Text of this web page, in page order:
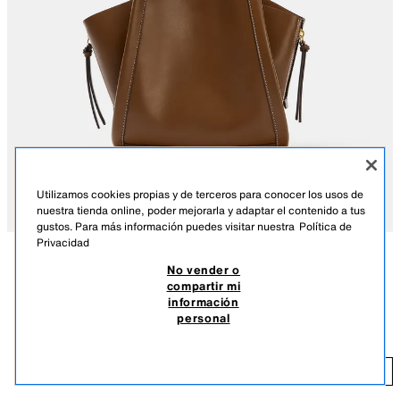
COMPOSICIÓNMEDIDAS
Bolso bandolera formato city. Detalle de pespuntes en el cuerpo.
Cremalleras laterales con tiradores. Doble asa de mano y asa función
Alto x Ancho x Fondo: 21,5 x 22,5 x 10,5 cm
MARRÓN 6411/710/700
₡
Utilizamos cookies propias y de terceros para conocer los usos de
nuestra tienda online, poder mejorarla y adaptar el contenido a tus
gustos. Para más información puedes visitar nuestra Política de
Privacidad
No vender o
compartir mi
información
personal